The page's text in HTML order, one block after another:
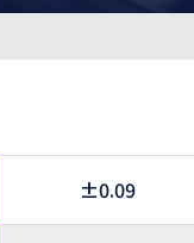
±0.09